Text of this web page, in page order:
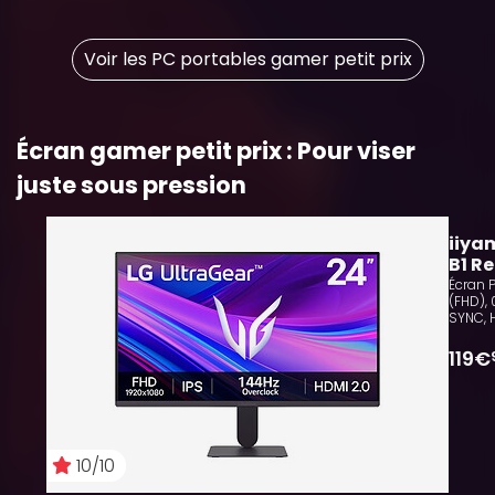
Voir les PC portables gamer petit prix
Écran gamer petit prix : Pour viser
juste sous pression
10/10
B1
Écran PC 23.8",
119€